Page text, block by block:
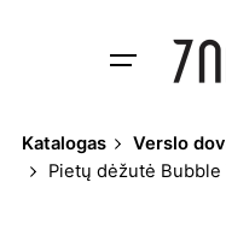
Katalogas Verslo
Pietų dėžutė Bubble